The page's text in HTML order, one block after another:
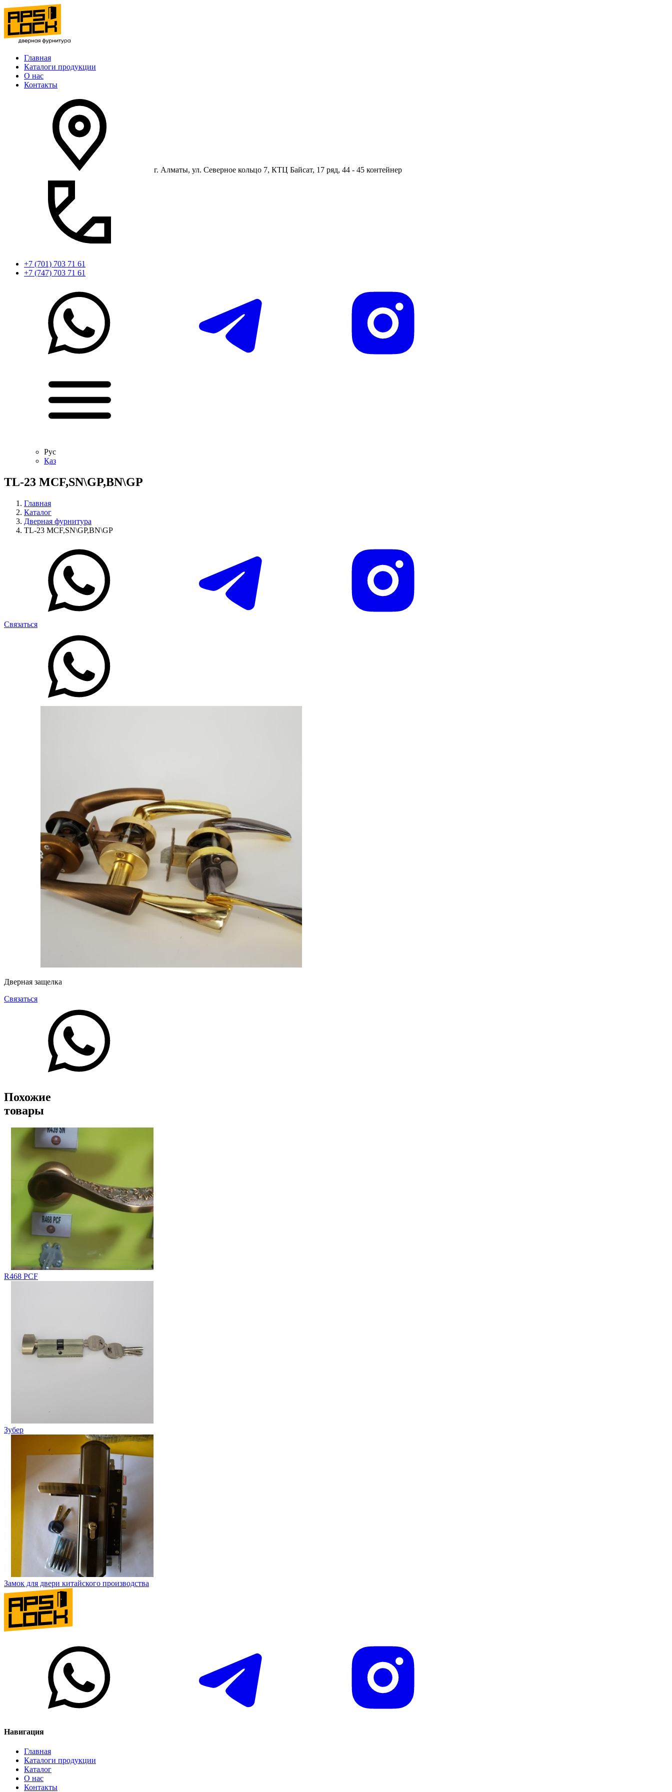
Главная
Каталоги продукции
О нас
Контакты
г. Алматы, ул. Северное кольцо 7, КТЦ Байсат, 17 ряд, 44 - 45 контейнер
+7 (701) 703 71 61
+7 (747) 703 71 61
Рус
Қаз
TL-23 MCF,SN\GP,BN\GP
Главная
Каталог
Дверная фурнитура
TL-23 MCF,SN\GP,BN\GP
Связаться
Дверная защелка
Связаться
Похожие
товары
R468 PCF
Зубер
Замок для двери китайского производства
Навигация
Главная
Каталоги продукции
Каталог
О нас
Контакты